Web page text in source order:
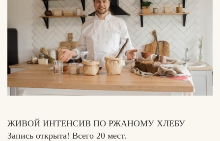
Едлин
Вконтакте
Max
ЖИВОЙ ИНТЕНСИВ ПО РЖАНОМУ ХЛЕБУ
Запись открыта! Всего 20 мест.